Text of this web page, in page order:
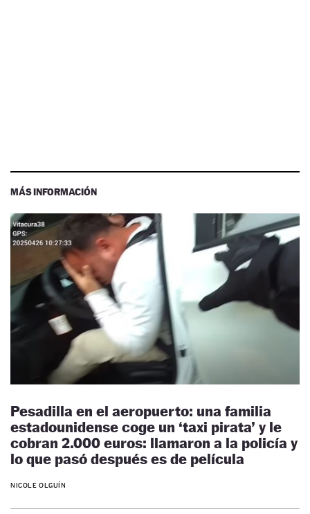
MÁS INFORMACIÓN
Pesadilla en el aeropuerto: una familia
estadounidense coge un ‘taxi pirata’ y le
cobran 2.000 euros: llamaron a la policía y
lo que pasó después es de película
NICOLE OLGUÍN